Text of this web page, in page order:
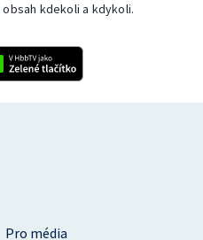
kdekoli a kdykoli.
Pro média